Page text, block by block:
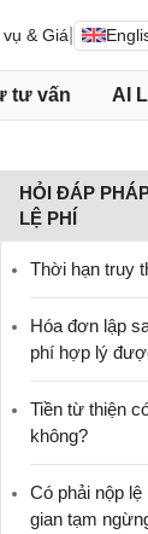
& Giá
tư vấn AI
HỎI ĐÁP
LỆ PHÍ
Thời hạn truy
Hóa đơn lập
phí hợp lý
Tiền từ thiện
không?
Có phải nộp
gian tạm